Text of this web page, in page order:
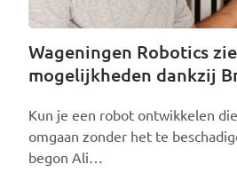
Wageningen Robotics
mogelijkheden dankzij
Kun je een robot ontwikkelen
omgaan zonder het te
begon Ali…